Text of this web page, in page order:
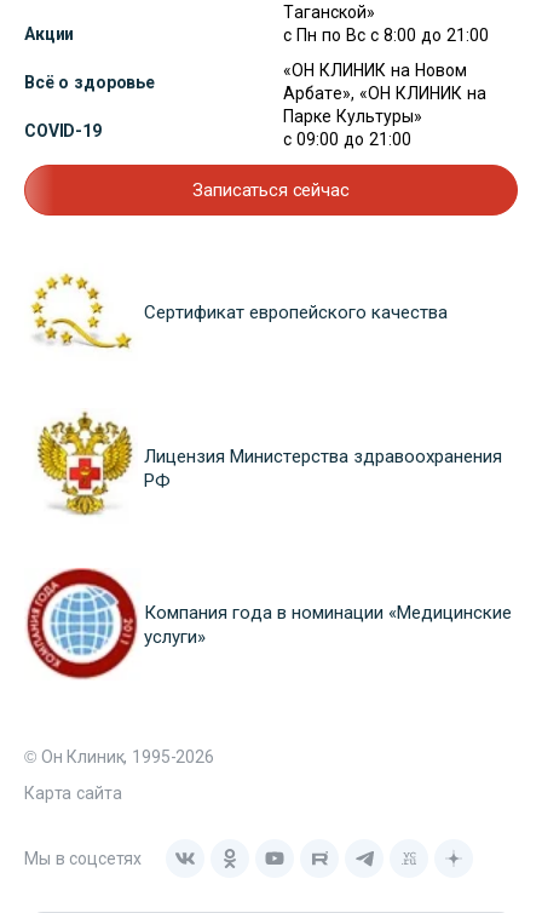
Акции
Всё о здоровье
COVID-19
Таганской»
с Пн по Вс с 8:00 до 21:00
«ОН КЛИНИК на Новом
Арбате», «ОН КЛИНИК на
Парке Культуры»
с 09:00 до 21:00
Записаться сейчас
Сертификат европейского качества
Лицензия Министерства здравоохранения
РФ
Компания года в номинации «Медицинские
услуги»
© Он Клиник, 1995-2026
Карта сайта
Мы в соцсетях